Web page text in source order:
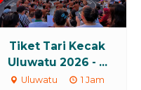
Tiket Tari Kecak
Uluwatu 2026 - ...
Uluwatu 1 Jam